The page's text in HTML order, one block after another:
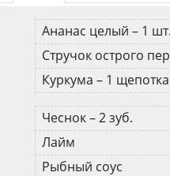
Ананас целый – 1 шт.
Стручок острого
Куркума – 1 щепотка
Чеснок – 2 зуб.
Лайм
Рыбный соус